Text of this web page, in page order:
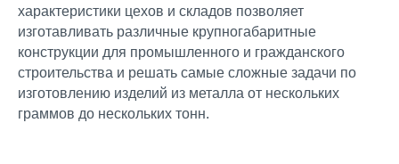
характеристики цехов и складов позволяет
изготавливать различные крупногабаритные
конструкции для промышленного и гражданского
строительства и решать самые сложные задачи по
изготовлению изделий из металла от нескольких
граммов до нескольких тонн.